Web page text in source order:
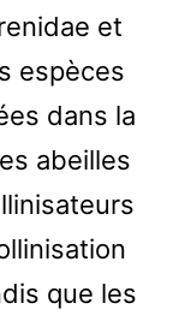
et
espèces
dans la
abeilles
que les